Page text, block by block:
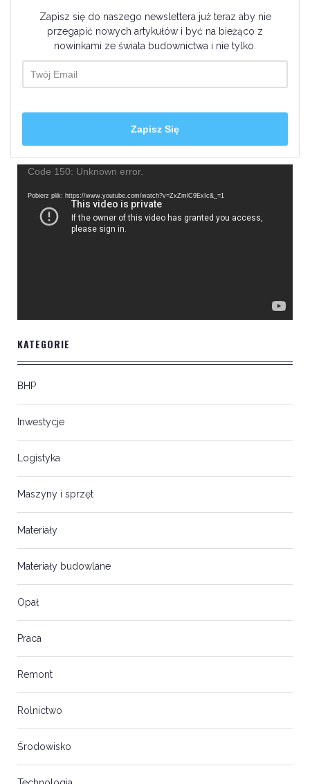
Zapisz się do naszego newslettera już teraz aby nie
przegapić nowych artykułów i być na bieżąco z
nowinkami ze świata budownictwa i nie tylko.
Odtwarzacz
Code 150: Unknown error.
Pobierz plik: https://www.youtube.com/watch?v=ZxZmlC9ExIc&_=1
KATEGORIE
BHP
Inwestycje
Logistyka
Maszyny i sprzęt
Materiały
Materiały budowlane
Opał
Praca
Remont
Rolnictwo
Środowisko